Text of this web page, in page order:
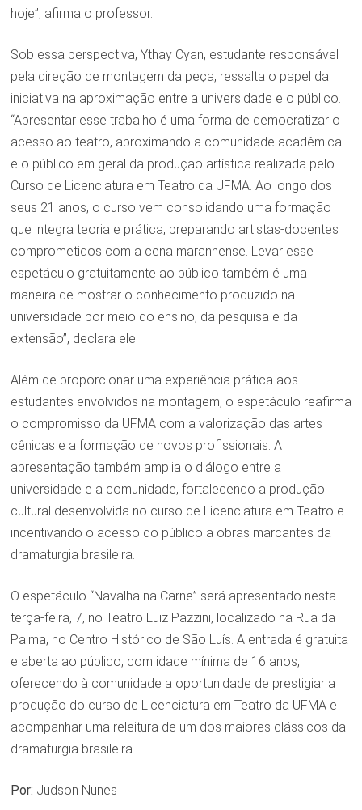
hoje”, afirma o professor.
Sob essa perspectiva, Ythay Cyan, estudante responsável
pela direção de montagem da peça, ressalta o papel da
iniciativa na aproximação entre a universidade e o público.
“Apresentar esse trabalho é uma forma de democratizar o
acesso ao teatro, aproximando a comunidade acadêmica
e o público em geral da produção artística realizada pelo
Curso de Licenciatura em Teatro da UFMA. Ao longo dos
seus 21 anos, o curso vem consolidando uma formação
que integra teoria e prática, preparando artistas-docentes
comprometidos com a cena maranhense. Levar esse
espetáculo gratuitamente ao público também é uma
maneira de mostrar o conhecimento produzido na
universidade por meio do ensino, da pesquisa e da
extensão”, declara ele.
Além de proporcionar uma experiência prática aos
estudantes envolvidos na montagem, o espetáculo reafirma
o compromisso da UFMA com a valorização das artes
cênicas e a formação de novos profissionais. A
apresentação também amplia o diálogo entre a
universidade e a comunidade, fortalecendo a produção
cultural desenvolvida no curso de Licenciatura em Teatro e
incentivando o acesso do público a obras marcantes da
dramaturgia brasileira.
O espetáculo “Navalha na Carne” será apresentado nesta
terça-feira, 7, no Teatro Luiz Pazzini, localizado na Rua da
Palma, no Centro Histórico de São Luís. A entrada é gratuita
e aberta ao público, com idade mínima de 16 anos,
oferecendo à comunidade a oportunidade de prestigiar a
produção do curso de Licenciatura em Teatro da UFMA e
acompanhar uma releitura de um dos maiores clássicos da
dramaturgia brasileira.
Por: Judson Nunes